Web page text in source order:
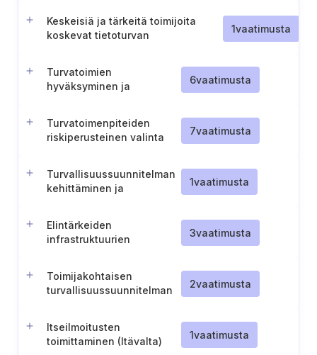
Keskeisiä ja tärkeitä toimijoita
koskevat tietoturvan
1vaatimusta
Turvatoimien
hyväksyminen ja
6vaatimusta
Turvatoimenpiteiden
riskiperusteinen valinta
7vaatimusta
Turvallisuussuunnitelman
kehittäminen ja
1vaatimusta
Elintärkeiden
infrastruktuurien
3vaatimusta
Toimijakohtaisen
turvallisuussuunnitelman
2vaatimusta
Itseilmoitusten
toimittaminen (Itävalta)
1vaatimusta